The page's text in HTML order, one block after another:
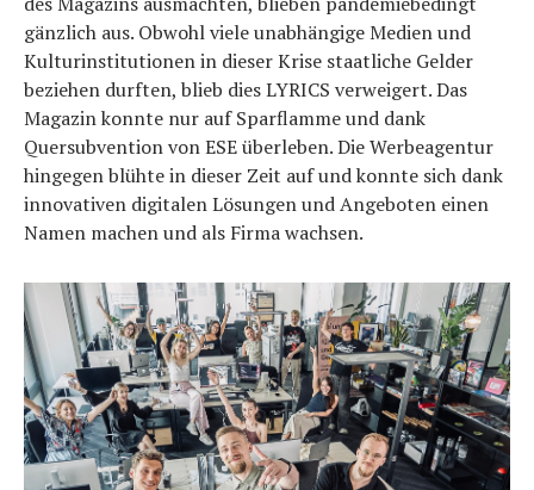
gänzlich aus. Obwohl viele unabhängige Medien und
Kulturinstitutionen in dieser Krise staatliche Gelder
beziehen durften, blieb dies LYRICS verweigert. Das
Magazin konnte nur auf Sparflamme und dank
Quersubvention von ESE überleben. Die Werbeagentur
hingegen blühte in dieser Zeit auf und konnte sich dank
innovativen digitalen Lösungen und Angeboten einen
Namen machen und als Firma wachsen.